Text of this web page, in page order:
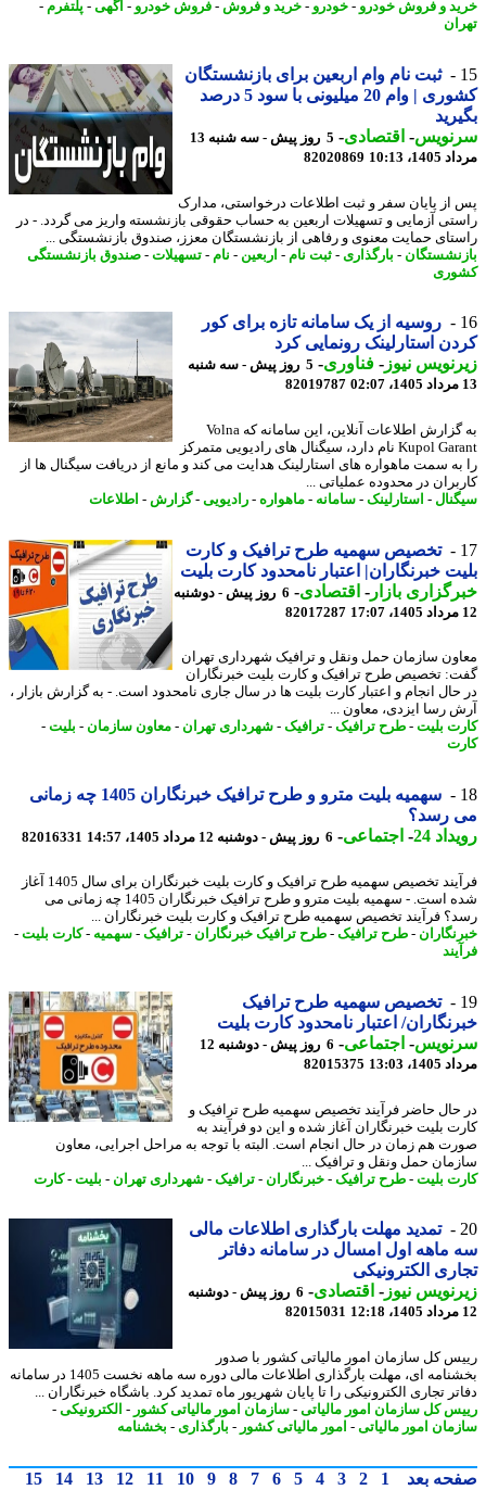
و فروش خودرو-خودرو-خرید و فروش -فروش خودرو-آگهی -پلتفرم-
ثبت نام وام اربعین برای بازنشستگان
کشوری | وام 20 میلیونی با سود 5 درصد
-اقتصادی-
5 روز پیش - سه شنبه 13
10:13
82020869
پایان سفر و ثبت اطلاعات درخواستی، مدارک
آزمایی و تسهیلات اربعین به حساب حقوقی بازنشسته واریز می گردد. - در
حمایت معنوی و رفاهی از بازنشستگان معزز، صندوق بازنشستگی ...
-بارگذاری- ثبت نام-اربعین -نام -تسهیلات-صندوق بازنشستگی
روسیه از یک سامانه تازه برای کور
استارلینک رونمایی کرد
نیوز-فناوری-
5 روز پیش - سه شنبه
82019787
به گزارش اطلاعات آنلاین، این سامانه که Volna
Kupol Garant نام دارد، سیگنال های رادیویی متمرکز
سمت ماهواره های استارلینک هدایت می کند و مانع از دریافت سیگنال ها از
در محدوده عملیاتی ...
-استارلینک -سامانه-ماهواره- رادیویی-گزارش -اطلاعات
تخصیص سهمیه طرح ترافیک و کارت
خبرنگاران| اعتبار نامحدود کارت بلیت
بازار- اقتصادی- 6 روز پیش - دوشنبه
82017287
سازمان حمل ونقل و ترافیک شهرداری تهران
تخصیص طرح ترافیک و کارت بلیت خبرنگاران
انجام و اعتبار کارت بلیت ها در سال جاری نامحدود است. - به گزارش بازار ،
رسا ایزدی، معاون ...
بلیت -طرح ترافیک -ترافیک -شهرداری تهران- معاون سازمان -بلیت -
سهمیه بلیت مترو و طرح ترافیک خبرنگاران 1405 چه زمانی
رسد؟
24
-اجتماعی-6 روز پیش - دوشنبه 12 مرداد 1405، 14:57 82016331
فرآیند تخصیص سهمیه طرح ترافیک و کارت بلیت خبرنگاران برای سال 1405 آغاز
شده است. - سهمیه بلیت مترو و طرح ترافیک خبرنگاران 1405 چه زمانی می
فرآیند تخصیص سهمیه طرح ترافیک و کارت بلیت خبرنگاران ...
- طرح ترافیک -طرح ترافیک خبرنگاران- ترافیک -سهمیه-کارت بلیت -
تخصیص سهمیه طرح ترافیک
اعتبار نامحدود کارت بلیت
-اجتماعی-
6 روز پیش - دوشنبه 12
13:03
82015375
حاضر فرآیند تخصیص سهمیه طرح ترافیک و
بلیت خبرنگاران آغاز شده و این دو فرآیند به
هم زمان در حال انجام است. البته با توجه به مراحل اجرایی، معاون
حمل ونقل و ترافیک ...
بلیت -طرح ترافیک -خبرنگاران- ترافیک -شهرداری تهران- بلیت -کارت
تمدید مهلت بارگذاری اطلاعات مالی
ماهه اول امسال در سامانه دفاتر
الکترونیکی
نیوز-اقتصادی- 6 روز پیش - دوشنبه
82015031
کل سازمان امور مالیاتی کشور با صدور
بخشنامه ای، مهلت بارگذاری اطلاعات مالی دوره سه ماهه نخست 1405 در سامانه
تجاری الکترونیکی را تا پایان شهریور ماه تمدید کرد. باشگاه خبرنگاران ...
کل سازمان امور مالیاتی-سازمان امور مالیاتی کشور-الکترونیکی-
امور مالیاتی-امور مالیاتی کشور-بارگذاری- بخشنامه
بعد 1
2
3
4
5
6
7
8
9
10
11
12
13
14
15